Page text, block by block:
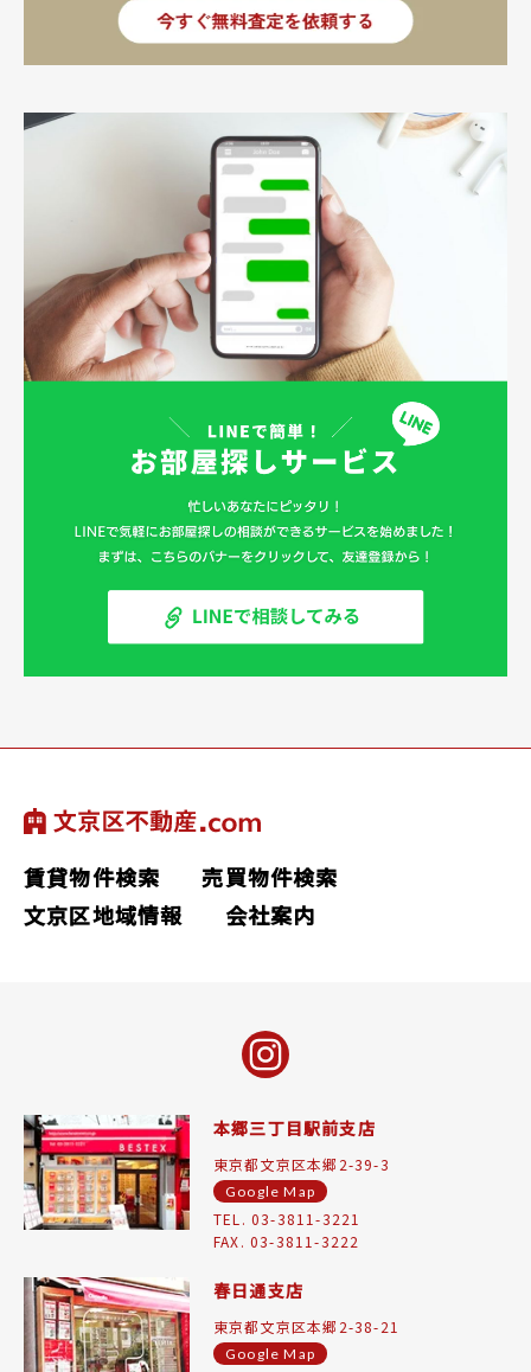
賃貸物件検索
売買物件検索
文京区地域情報
会社案内
本郷三丁目駅前支店
東京都文京区本郷2-39-3
Google Map
TEL. 03-3811-3221
FAX. 03-3811-3222
春日通支店
東京都文京区本郷2-38-21
Google Map